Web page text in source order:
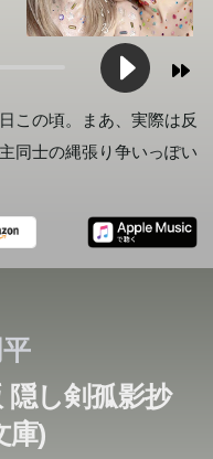
この頃。まあ、実際は反
同士の縄張り争いっぽい
隠し剣孤影抄
庫)